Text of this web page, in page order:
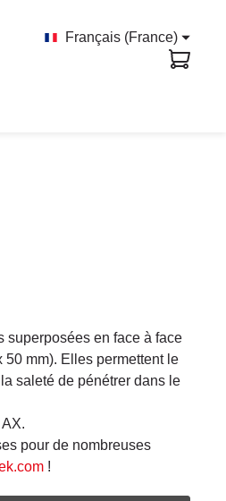
Français (France)
superposées en face à face
mm). Elles permettent le
saleté de pénétrer dans le
pour de nombreuses
!